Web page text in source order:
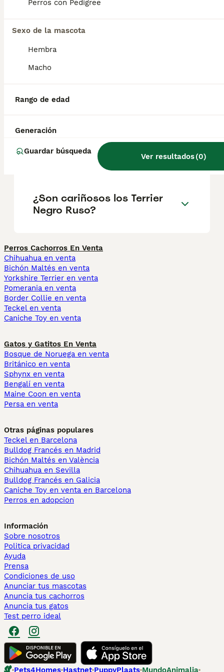
Perros con Pedigree
Sexo de la mascota
Hembra
Macho
Rango de edad
Generación
Guardar búsqueda
Ver resultados(0)
¿Cómo es el carácter de un
¿Cómo saber si un terrier es
¿Cuánto cuesta un Terrier
Negro Ruso?
¿Son cariñosos los Terrier
Negro Ruso?
Perros Cachorros En Venta
Chihuahua en venta
Bichón Maltés en venta
Yorkshire Terrier en venta
Pomerania en venta
Border Collie en venta
Teckel en venta
Caniche Toy en venta
Gatos y Gatitos En Venta
Bosque de Noruega en venta
Británico en venta
Sphynx en venta
Bengalí en venta
Maine Coon en venta
Persa en venta
Otras páginas populares
Teckel en Barcelona
Bulldog Francés en Madrid
Bichón Maltés en València
Chihuahua en Sevilla
Bulldog Francés en Galicia
Caniche Toy en venta en Barcelona
Perros en adopcion
Información
Sobre nosotros
Politica privacidad
Ayuda
Prensa
Condiciones de uso
Anunciar tus mascotas
Anuncia tus cachorros
Anuncia tus gatos
Test perro ideal